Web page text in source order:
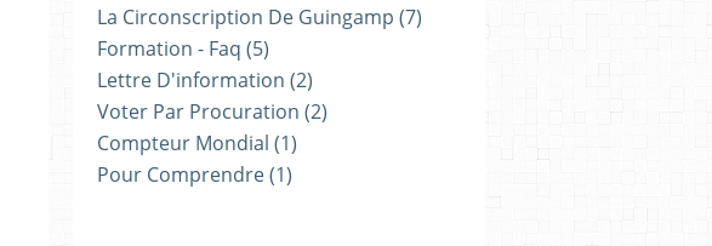
La Circonscription De Guingamp (7)
Formation - Faq (5)
Lettre D'information (2)
Voter Par Procuration (2)
Compteur Mondial (1)
Pour Comprendre(1)